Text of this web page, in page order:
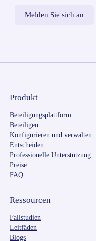
Produkt
Beteiligungsplattform
Beteiligen
Konfigurieren und verwalten
Entscheiden
Professionelle Unterstützung
Preise
FAQ
Ressourcen
Fallstudien
Leitfäden
Blogs